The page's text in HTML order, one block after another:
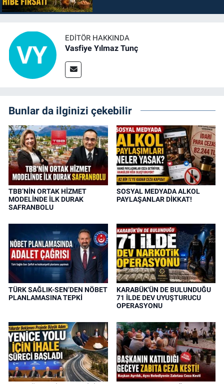
EDITÖR HAKKINDA
Vasfiye Yılmaz Tunç
Bunlar da ilginizi çekebilir
TBB’NİN ORTAK HİZMET
MODELİNDE İLK DURAK
SAFRANBOLU
SOSYAL MEDYADA ALKOL
PAYLAŞANLAR DİKKAT!
TÜRK SAĞLIK-SEN’DEN NÖBET
PLANLAMASINA TEPKİ
KARABÜK'ÜN DE BULUNDUĞU
71 İLDE DEV UYUŞTURUCU
OPERASYONU